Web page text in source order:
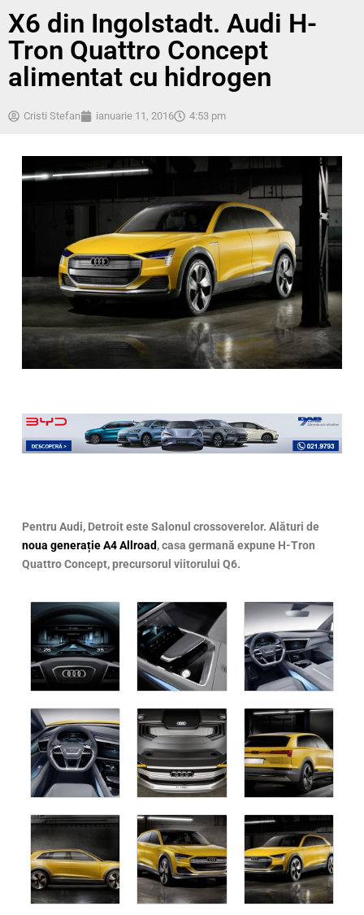
X6 din Ingolstadt. Audi H-
Tron Quattro Concept
alimentat cu hidrogen
Cristi Stefan ianuarie 11, 2016 4:53 pm
Pentru Audi, Detroit este Salonul crossoverelor. Alături de
noua generație A4 Allroad, casa germană expune H-Tron
Quattro Concept, precursorul viitorului Q6.